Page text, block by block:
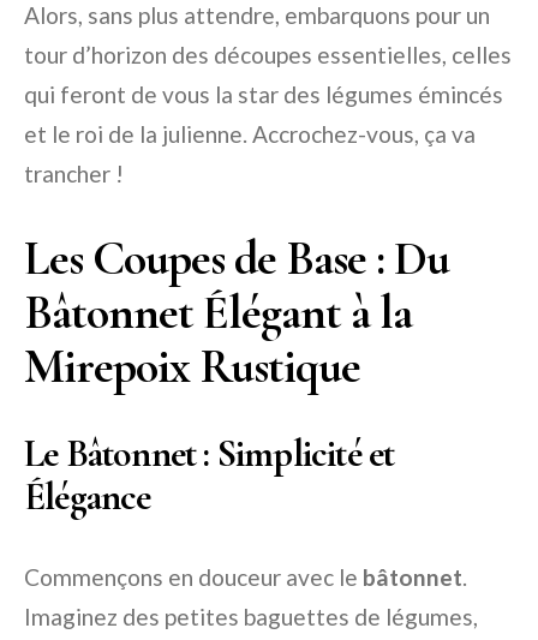
Alors, sans plus attendre, embarquons pour un
tour d’horizon des découpes essentielles, celles
qui feront de vous la star des légumes émincés
et le roi de la julienne. Accrochez-vous, ça va
trancher !
Les Coupes de Base : Du
Bâtonnet Élégant à la
Mirepoix Rustique
Le Bâtonnet : Simplicité et
Élégance
Commençons en douceur avec le bâtonnet.
Imaginez des petites baguettes de légumes,